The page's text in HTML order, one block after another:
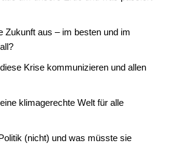
Zukunft aus – im besten und im
Krise kommunizieren und allen
klimagerechte Welt für alle
(nicht) und was müsste sie